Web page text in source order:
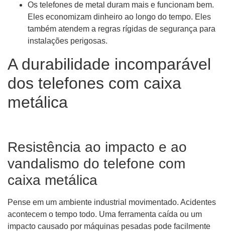
Os telefones de metal duram mais e funcionam bem.
Eles economizam dinheiro ao longo do tempo. Eles
também atendem a regras rígidas de segurança para
instalações perigosas.
A durabilidade incomparável
dos telefones com caixa
metálica
Resistência ao impacto e ao
vandalismo do telefone com
caixa metálica
Pense em um ambiente industrial movimentado. Acidentes
acontecem o tempo todo. Uma ferramenta caída ou um
impacto causado por máquinas pesadas pode facilmente